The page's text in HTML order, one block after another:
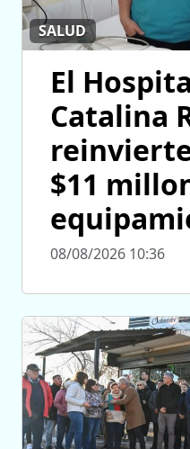
SALUD
El
Catalina
$11
08/08/2026 10:36